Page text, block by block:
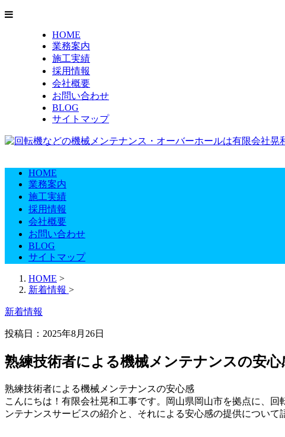
HOME
業務案内
施工実績
採用情報
会社概要
お問い合わせ
BLOG
サイトマップ
HOME
業務案内
施工実績
採用情報
会社概要
お問い合わせ
BLOG
サイトマップ
HOME >
新着情報 >
新着情報
投稿日：2025年8月26日
熟練技術者による機械メンテナンスの安心
熟練技術者による機械メンテナンスの安心感
こんにちは！有限会社晃和工事です。岡山県岡山市を拠点に、
ンテナンスサービスの紹介と、それによる安心感の提供について